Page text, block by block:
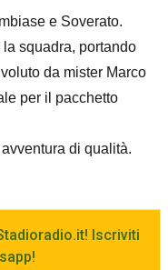
e Soverato.
squadra, portando
da mister Marco
per il pacchetto
di qualità.
Iscriviti